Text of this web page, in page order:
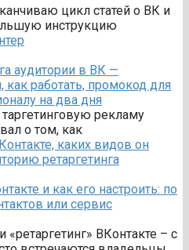
цикл статей о ВК и
инструкцию
аудитории в ВК —
как работать, промокод для
на два дня
рекламу
о том, как
и как его настроить: по
или сервис
«ретаргетинг» ВКонтакте – с